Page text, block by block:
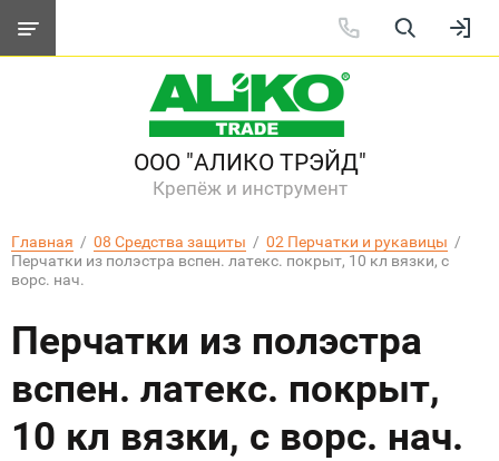
ООО "АЛИКО ТРЭЙД"
Крепёж и инструмент
Главная
  /
08 Средства защиты
  /
02 Перчатки и рукавицы
  /
Перчатки из полэстра вспен. латекс. покрыт, 10 кл вязки, с
ворс. нач.
Перчатки из полэстра
вспен. латекс. покрыт,
10 кл вязки, с ворс. нач.